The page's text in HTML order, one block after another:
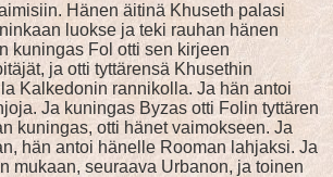
Hänen äitinä Khuseth palasi
luokse ja teki rauhan hänen
kuningas Fol otti sen kirjeen
ja otti tyttärensä Khusethin
Kalkedonin rannikolla. Ja hän antoi
Ja kuningas Byzas otti Folin tyttären
kuningas, otti hänet vaimokseen. Ja
hän antoi hänelle Rooman lahjaksi. Ja
mukaan, seuraava Urbanon, ja toinen